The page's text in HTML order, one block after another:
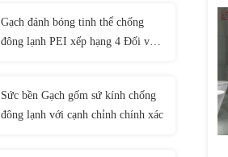
Gạch đánh bóng tinh thể chống
đông lạnh PEI xếp hạng 4 Đối với
Sức bền Gạch gốm sứ kính chống
đông lạnh với cạnh chỉnh chính xác